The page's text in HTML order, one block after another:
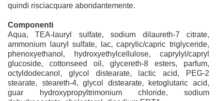
quindi risciacquare abondantemente.
Componenti
Aqua, TEA-lauryl sulfate, sodium dilaureth-7 citrate,
ammonium lauryl sulfate, lac, caprylic/capric triglyceride,
phenoxyethanol, hydroxyethylcellulose, caprylyl/capryl
glucoside, cottonseed oil, glycereth-8 esters, parfum,
octyldodecanol, glycol distearate, lactic acid, PEG-2
stearate, steareth-4, glycol distearate, ketoglutaric acid,
guar hydroxypropyltrimonium chloride, sodium